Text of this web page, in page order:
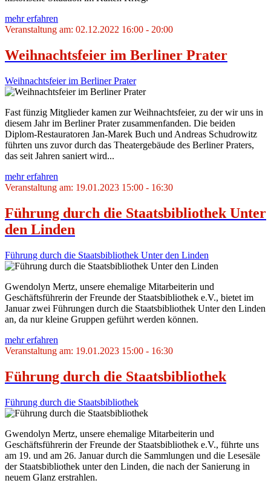
mehr erfahren
Veranstaltung am: 02.12.2022 16:00 - 20:00
Weihnachtsfeier im Berliner Prater
Weihnachtsfeier im Berliner Prater
Fast fünzig Mitglieder kamen zur Weihnachtsfeier, zu der wir uns in
diesem Jahr im Berliner Prater zusammenfanden. Die beiden
Diplom-Restauratoren Jan-Marek Buch und Andreas Schudrowitz
führten uns zuvor durch das Theatergebäude des Berliner Praters,
das seit Jahren saniert wird...
mehr erfahren
Veranstaltung am: 19.01.2023 15:00 - 16:30
Führung durch die Staatsbibliothek Unter
den Linden
Führung durch die Staatsbibliothek Unter den Linden
Gwendolyn Mertz, unsere ehemalige Mitarbeiterin und
Geschäftsführerin der Freunde der Staatsbibliothek e.V., bietet im
Januar zwei Führungen durch die Staatsbibliothek Unter den Linden
an, da nur kleine Gruppen geführt werden können.
mehr erfahren
Veranstaltung am: 19.01.2023 15:00 - 16:30
Führung durch die Staatsbibliothek
Führung durch die Staatsbibliothek
Gwendolyn Mertz, unsere ehemalige Mitarbeiterin und
Geschäftsführerin der Freunde der Staatsbibliothek e.V., führte uns
am 19. und am 26. Januar durch die Sammlungen und die Lesesäle
der Staatsbibliothek unter den Linden, die nach der Sanierung in
neuem Glanz erstrahlen.